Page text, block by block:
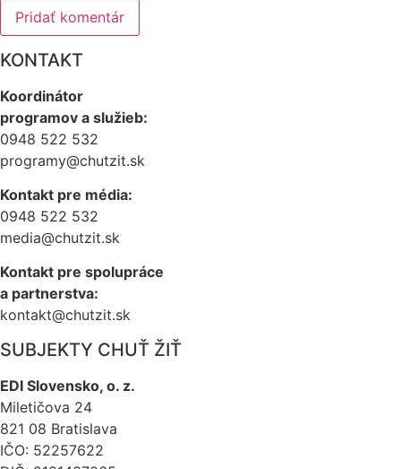
KONTAKT
Koordinátor
programov a služieb:
0948 522 532
programy@chutzit.sk
Kontakt pre média:
0948 522 532
media@chutzit.sk
Kontakt pre spolupráce
a partnerstva:
kontakt@chutzit.sk
SUBJEKTY CHUŤ ŽIŤ​
EDI Slovensko, o. z.
Miletičova 24
821 08 Bratislava
IČO: 52257622